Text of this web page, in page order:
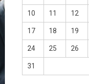
10 11 12
17 18 19
24 25 26
31